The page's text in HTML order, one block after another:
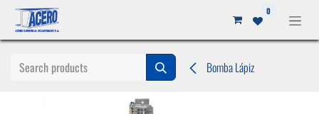
Ir al contenido 0
Bomba Lápiz